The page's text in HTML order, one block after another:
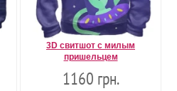
3D свитшот с милым
пришельцем
1160 грн.